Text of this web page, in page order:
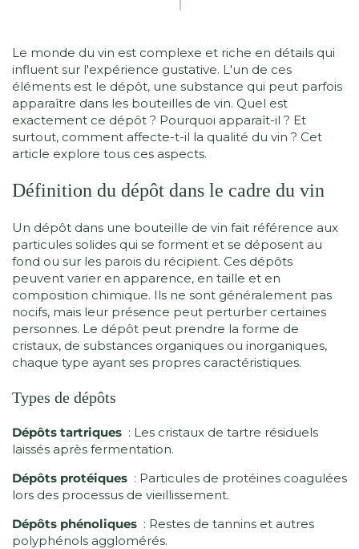
Le monde du vin est complexe et riche en détails qui
influent sur l'expérience gustative. L'un de ces
éléments est le dépôt, une substance qui peut parfois
apparaître dans les bouteilles de vin. Quel est
exactement ce dépôt ? Pourquoi apparaît-il ? Et
surtout, comment affecte-t-il la qualité du vin ? Cet
article explore tous ces aspects.
Définition du dépôt dans le cadre du vin
Un dépôt dans une bouteille de vin fait référence aux
particules solides qui se forment et se déposent au
fond ou sur les parois du récipient. Ces dépôts
peuvent varier en apparence, en taille et en
composition chimique. Ils ne sont généralement pas
nocifs, mais leur présence peut perturber certaines
personnes. Le dépôt peut prendre la forme de
cristaux, de substances organiques ou inorganiques,
chaque type ayant ses propres caractéristiques.
Types de dépôts
Dépôts tartriques : Les cristaux de tartre résiduels
laissés après fermentation.
Dépôts protéiques : Particules de protéines coagulées
lors des processus de vieillissement.
Dépôts phénoliques : Restes de tannins et autres
polyphénols agglomérés.